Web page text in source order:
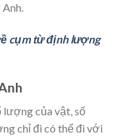
cụm từ định lượng
của vật, số
chỉ đi có thể đi với